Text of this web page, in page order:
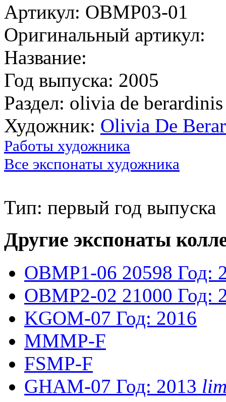
Артикул: OBMP03-01
Оригинальный артикул:
Название:
Год выпуска: 2005
Раздел: olivia de berardinis
Художник: Olivia De
Работы художника
Все экспонаты художника
Тип: первый год выпуска
Другие экспонаты
OBMP1-06 20598 Год:
OBMP2-02 21000 Год:
KGOM-07 Год: 2016
MMMP-F
FSMP-F
GHAM-07 Год: 2013